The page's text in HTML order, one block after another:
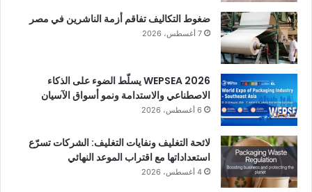
ضغوط التكاليف تفاقم أزمة الناشرين في مصر
7 أغسطس، 2026
WEPSEA 2026 يسلّط الضوء على الذكاء
الاصطناعي والاستدامة ونمو أسواق الآسيان
6 أغسطس، 2026
لائحة التغليف ونفايات التغليف: الشركات تسرّع
استعداداتها مع اقتراب الموعد النهائي
4 أغسطس، 2026